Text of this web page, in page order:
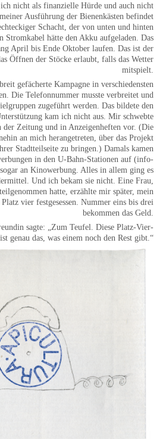
nicht als finanzielle Hürde und auch nicht
Ausführung der Bienenkästen befindet
Schacht, der von unten und hinten
Stromkabel hätte den Akku aufgeladen. Das
April bis Ende Oktober laufen. Das ist der
Öffnen der Stöcke erlaubt, falls das Wetter
mitspielt.
gefächerte Kampagne in verschiedensten
Die Telefonnummer musste verbreitet und
zugeführt werden. Das bildete den
kam ich nicht aus. Mir schwebte
der Zeitung und in Anzeigenheften vor. (Die
an mich herangetreten, über das Projekt
Stadtteilseite zu bringen.) Damals kamen
in den U-Bahn-Stationen auf (info-
an Kinowerbung. Alles in allem ging es
Und ich bekam sie nicht. Eine Frau,
hatte, erzählte mir später, mein
vier festgesessen. Nummer eins bis drei
bekommen das Geld.
sagte: „Zum Teufel. Diese Platz-Vier-
genau das, was einem noch den Rest gibt.“